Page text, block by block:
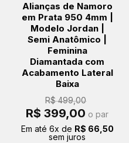
Alianças de Namoro
em Prata 950 4mm |
Modelo Jordan |
Semi Anatômico |
Feminina
Diamantada com
Acabamento Lateral
Baixa
R$499,00
O
preço
era:
R$ 499,00.
R$ 399,00 preço
é:
o par
Em até 6x de R$ 66,50
sem juros